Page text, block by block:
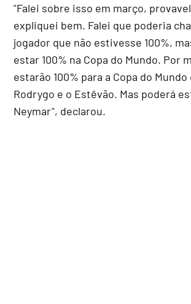
"Falei sobre isso em março,
expliquei bem. Falei que poderia
jogador que não estivesse 100%,
estar 100% na Copa do Mundo. Por
estarão 100% para a Copa do
Rodrygo e o Estêvão. Mas poderá
Neymar", declarou.